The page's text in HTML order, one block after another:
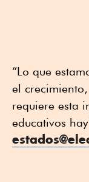
“Lo que
el
requiere esta
educativos